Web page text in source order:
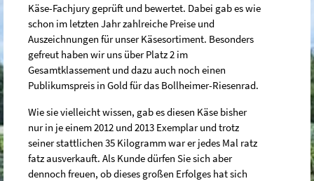
Käse-Fachjury geprüft und bewertet. Dabei gab es wie
schon im letzten Jahr zahlreiche Preise und
Auszeichnungen für unser Käsesortiment. Besonders
gefreut haben wir uns über Platz 2 im
Gesamtklassement und dazu auch noch einen
Publikumspreis in Gold für das Bollheimer-Riesenrad.
Wie sie vielleicht wissen, gab es diesen Käse bisher
nur in je einem 2012 und 2013 Exemplar und trotz
seiner stattlichen 35 Kilogramm war er jedes Mal ratz
fatz ausverkauft. Als Kunde dürfen Sie sich aber
dennoch freuen, ob dieses großen Erfolges hat sich